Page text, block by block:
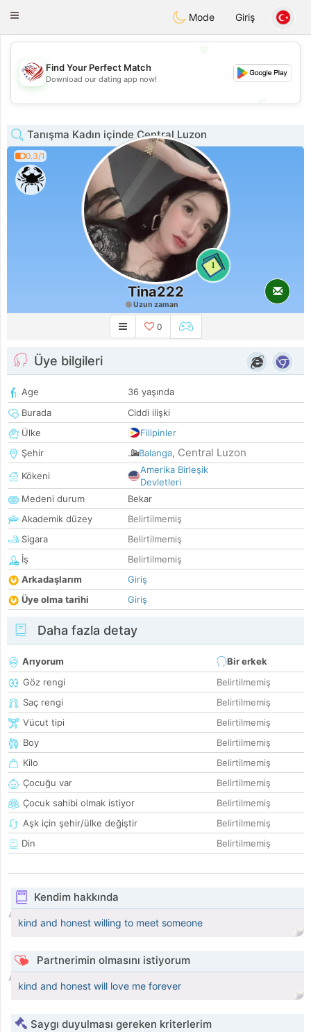
Dating
Toggle
Mode Giriş
💖
💕
Find Your Perfect Match
Download our dating app now!
Tanışma Kadın içinde Central Luzon
0.3/1
1
Tina222
Uzun zaman
0
Üye bilgileri
Age
36 yaşında
Burada
Ciddi ilişki
Ülke
Filipinler
Şehir
Balanga, Central Luzon
Kökeni
Amerika Birleşik
Devletleri
Medeni durum
Bekar
Akademik düzey
Belirtilmemiş
Sigara
Belirtilmemiş
İş
Belirtilmemiş
Arkadaşlarım
Giriş
Üye olma tarihi
Giriş
Daha fazla detay
Arıyorum
Bir erkek
Göz rengi
Belirtilmemiş
Saç rengi
Belirtilmemiş
Vücut tipi
Belirtilmemiş
Boy
Belirtilmemiş
Kilo
Belirtilmemiş
Çocuğu var
Belirtilmemiş
Çocuk sahibi olmak istiyor
Belirtilmemiş
Aşk için şehir/ülke değiştir
Belirtilmemiş
Din
Belirtilmemiş
Kendim hakkında
kind and honest willing to meet someone
Partnerimin olmasını istiyorum
kind and honest will love me forever
Saygı duyulması gereken kriterlerim